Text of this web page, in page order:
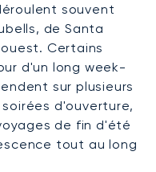
souvent
de Santa
Certains
d'un long week-
sur plusieurs
d'ouverture,
de fin d'été
tout au long